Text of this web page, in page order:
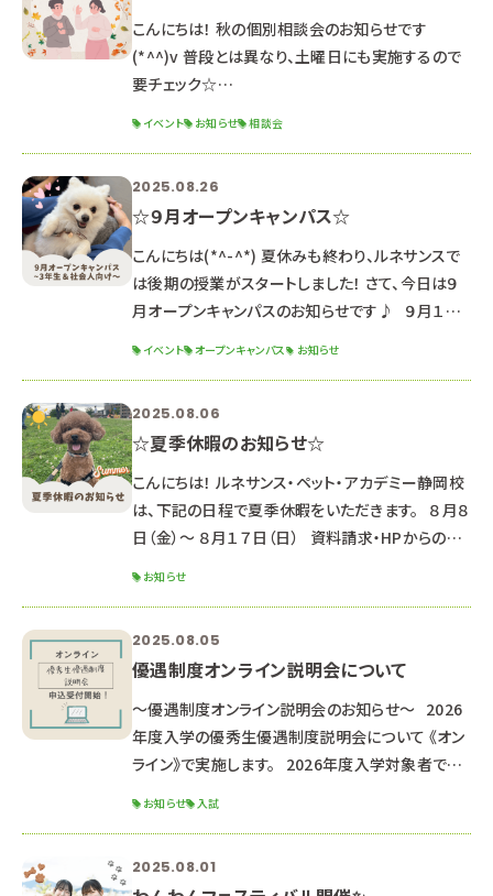
です🎄 予約は絶賛受付中です
こんにちは！ 秋の個別相談会のお知らせです
(*^^)v 普段とは異なり、土曜日にも実施するので
要チェック☆
する方はご相談ください。 （平日に実施いたします）
〇時間〇 ９：００～１８：００ →希望の開始時間を
教えてください！ 担当の先生とスケジュール調整を
して、お返事します。 〇内容〇 学科説明/入試説
明/校舎見学/質疑応答/保
イベント お知らせ 相談会
2025.08.26
☆９月オープンキャンパス☆
こんにちは(*^-^*) 夏休みも終わり、ルネサンスで
は後期の授業がスタートしました！ さて、今日は９
月オープンキャンパスのお知らせです♪ ９月１３
座で、第１回推薦・一般入試に備えよう！◎ ▼動物
看護師科 エコー検査を体験してみよう！＆リハビリ
テーション中級編 ▼ペットエステ
イベント オープンキャンパス お知らせ
2025.08.06
☆夏季休暇のお知らせ☆
こんにちは！ ルネサンス・ペット・アカデミー静岡校
は、下記の日程で夏季休暇をいただきます。 ８月８
日（金）～ ８月１７日（日） 資料請求・HPからのお
ンパス申し込み LINEでのお問合せ・オープンキャン
パス申し込み 返信が遅くなる可能性もあります
が、ご了承ください。 夏休み中の８月２３日(土)に、
オー
お知らせ
2025.08.05
優遇制度オンライン説明会について
～優遇制度オンライン説明会のお知らせ～ 2026
年度入学の優秀生優遇制度説明会について 《オン
ライン》で実施します。 2026年度入学対象者で優
説明会内容■ 優秀生優遇制度（特待生・通学支援
お知らせ 入試
2025.08.01